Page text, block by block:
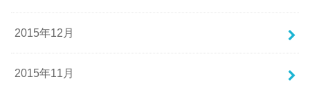
2015年12月
2015年11月